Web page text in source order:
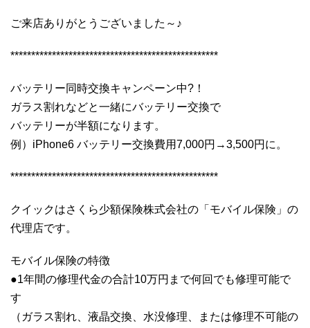
ご来店ありがとうございました～♪
**************************************************
バッテリー同時交換キャンペーン中?！
ガラス割れなどと一緒にバッテリー交換で
バッテリーが半額になります。
例）iPhone6 バッテリー交換費用7,000円→3,500円に。
**************************************************
クイックはさくら少額保険株式会社の「モバイル保険」の
代理店です。
モバイル保険の特徴
●1年間の修理代金の合計10万円まで何回でも修理可能で
す
（ガラス割れ、液晶交換、水没修理、または修理不可能の